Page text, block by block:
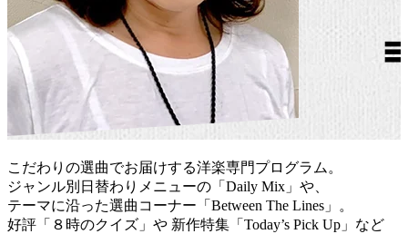
こだわりの選曲でお届けする洋楽専門プログラム。
ジャンル別日替わりメニューの「Daily Mix」や、
テーマに沿った選曲コーナー「Between The Lines」。
好評「８時のクイズ」や 新作特集「Today’s Pick Up」など